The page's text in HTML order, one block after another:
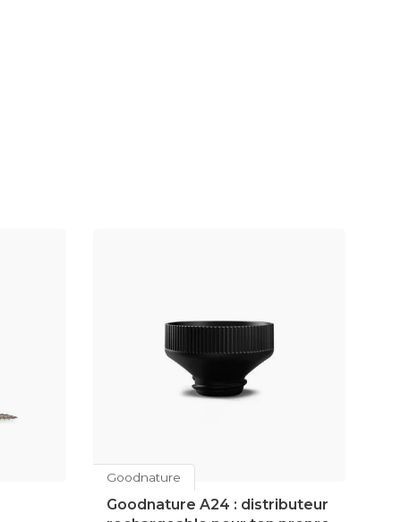
Goodnature
Goodnature A24 : distributeur